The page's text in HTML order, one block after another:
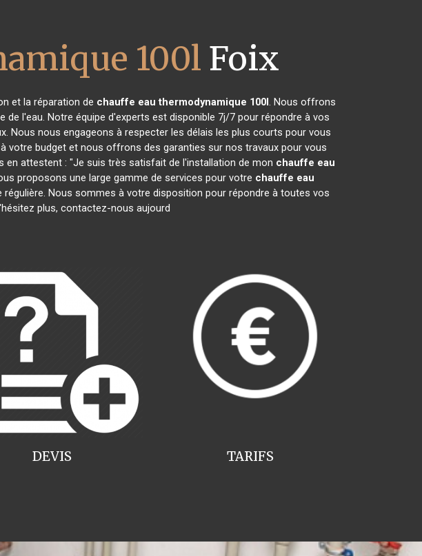
100l Foix
et la réparation de chauffe eau thermodynamique 100l. Nous offrons
l'eau. Notre équipe d'experts est disponible 7j/7 pour répondre à vos
Nous nous engageons à respecter les délais les plus courts pour vous
budget et nous offrons des garanties sur nos travaux pour vous
attestent : "Je suis très satisfait de l'installation de mon chauffe eau
proposons une large gamme de services pour votre chauffe eau
Nous sommes à votre disposition pour répondre à toutes vos
plus, contactez-nous aujourd
TARIFS
DEVIS